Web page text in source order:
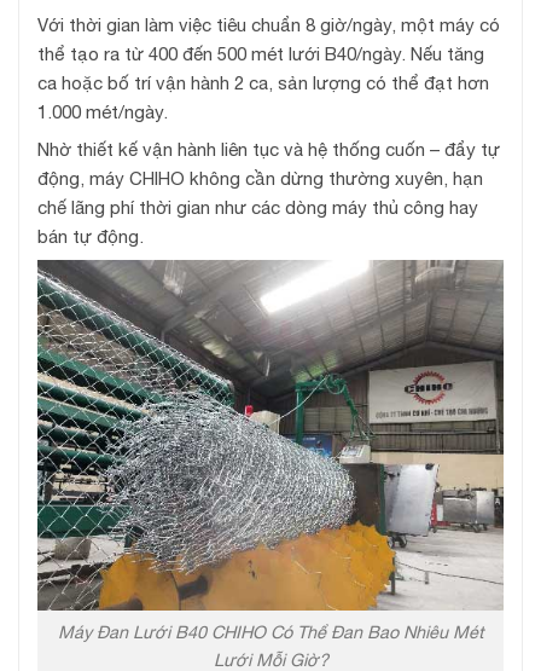
Với thời gian làm việc tiêu chuẩn 8 giờ/ngày, một máy có
thể tạo ra từ 400 đến 500 mét lưới B40/ngày. Nếu tăng
ca hoặc bố trí vận hành 2 ca, sản lượng có thể đạt hơn
1.000 mét/ngày.
Nhờ thiết kế vận hành liên tục và hệ thống cuốn – đẩy tự
động, máy CHIHO không cần dừng thường xuyên, hạn
chế lãng phí thời gian như các dòng máy thủ công hay
bán tự động.
Máy Đan Lưới B40 CHIHO Có Thể Đan Bao Nhiêu Mét
Lưới Mỗi Giờ?